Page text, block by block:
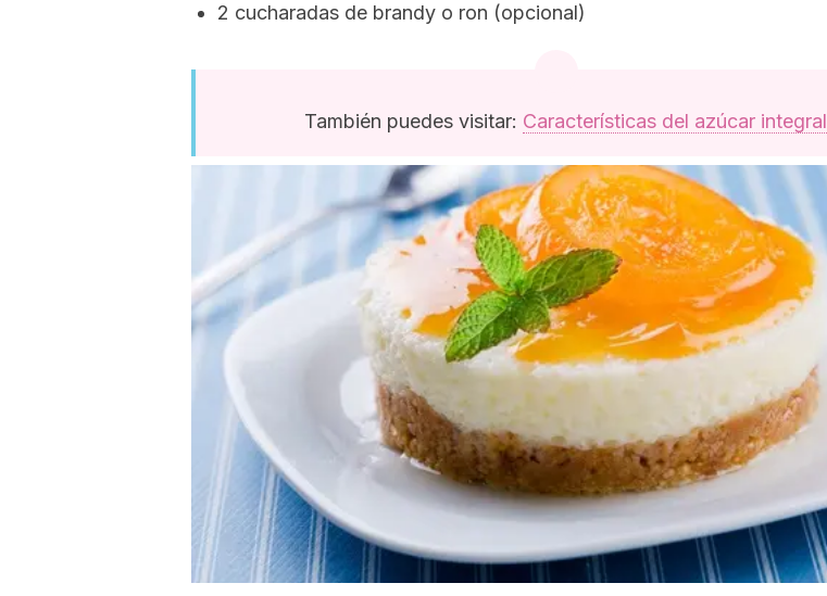
2 cucharadas de brandy o ron (opcional)
También puedes visitar: Características del azúcar integral